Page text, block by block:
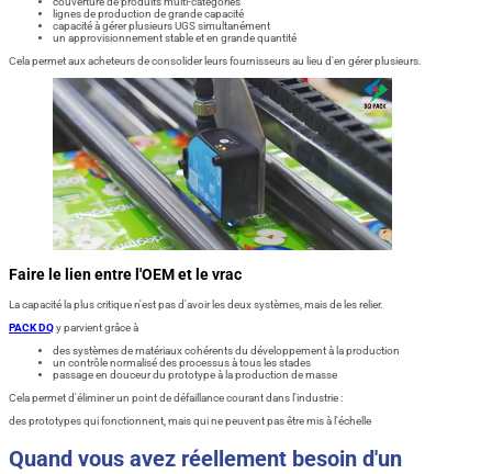
lignes de production de grande capacité
capacité à gérer plusieurs UGS simultanément
un approvisionnement stable et en grande quantité
Cela permet aux acheteurs de consolider leurs fournisseurs au lieu d'en gérer plusieurs.
Faire le lien entre l'OEM et le vrac
La capacité la plus critique n'est pas d'avoir les deux systèmes, mais de les relier.
PACK DQy parvient grâce à
des systèmes de matériaux cohérents du développement à la production
un contrôle normalisé des processus à tous les stades
passage en douceur du prototype à la production de masse
Cela permet d'éliminer un point de défaillance courant dans l'industrie :
des prototypes qui fonctionnent, mais qui ne peuvent pas être mis à l'échelle
Quand vous avez réellement besoin d'un